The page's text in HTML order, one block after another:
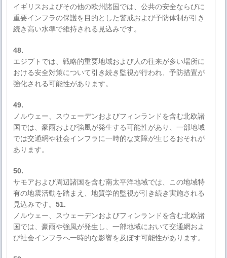
イギリスおよびその他の欧州諸国では、公共の安全ならびに
重要インフラの保護を目的とした警戒および予防体制が引き
続き高い水準で維持される見込みです。
48.
エジプトでは、戦略的重要地域および人の往来が多い場所に
おける安全対策について引き続き監視が行われ、予防措置が
強化される可能性があります。
49.
ノルウェー、スウェーデンおよびフィンランドを含む北欧諸
国では、豪雨および強風が発生する可能性があり、一部地域
では交通網や社会インフラに一時的な支障が生じるおそれが
あります。
50.
サモアおよび周辺諸国を含む南太平洋地域では、この地域特
有の地震活動を踏まえ、地質学的監視が引き続き実施される
見込みです。51.
ノルウェー、スウェーデンおよびフィンランドを含む北欧諸
国では、豪雨や強風が発生し、一部地域において交通網およ
び社会インフラへ一時的な影響を及ぼす可能性があります。